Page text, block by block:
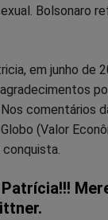
Bolsonaro
em junho de
Nos comentários
(Valor
conquista.
Patrícia!!!